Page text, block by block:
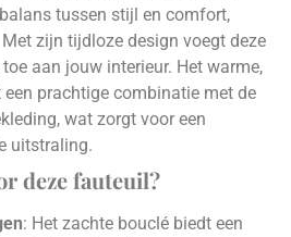
tussen stijl en comfort,
zijn tijdloze design voegt deze
aan jouw interieur. Het warme,
prachtige combinatie met de
wat zorgt voor een
uitstraling.
deze fauteuil?
: Het zachte bouclé biedt een